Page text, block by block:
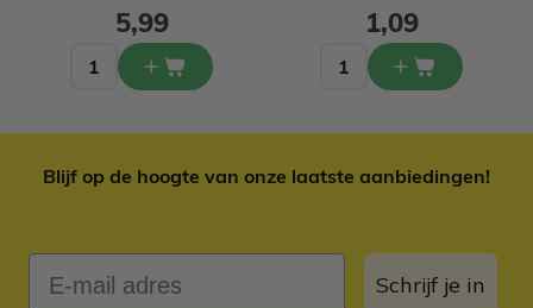
5,99 1,09
Blijf op de hoogte van onze laatste aanbiedingen!
Schrijf je in